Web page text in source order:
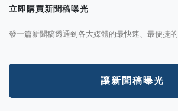
立即購買新聞稿曝光
發一篇新聞稿透通到各大媒體的最快速、最便捷的
讓新聞稿曝光